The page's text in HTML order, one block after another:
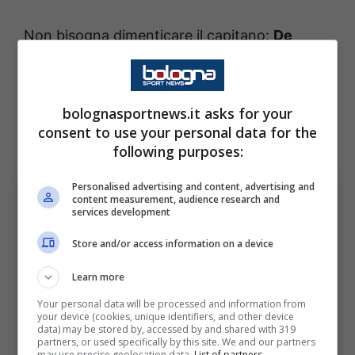
Non bisogna dimenticare il capitano: De
Silvestri è una garanzia su cui Italiano potrà
e, nonostante i 37 anni, con
quattro competizioni da giocare anche lui
troverà spazio.
Bologna, Holm verso il rientro: chi sarà titolare a destra?
BolognaSportNews (Photo by Alessandro
bolognasportnews.it asks for your
consent to use your personal data for the
following purposes:
Personalised advertising and content, advertising and
content measurement, audience research and
services development
Store and/or access information on a device
Learn more
Your personal data will be processed and information from
your device (cookies, unique identifiers, and other device
data) may be stored by, accessed by and shared with 319
partners, or used specifically by this site. We and our partners